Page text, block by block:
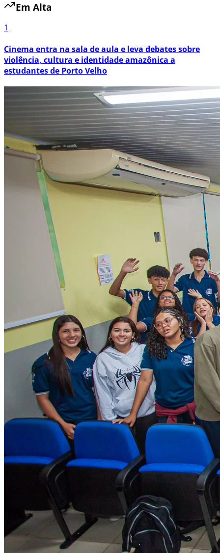
Em Alta
1
Cinema entra na sala de aula e leva debates sobre
violência, cultura e identidade amazônica a
estudantes de Porto Velho